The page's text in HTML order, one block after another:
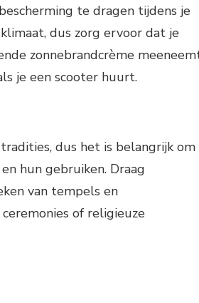
te dragen tijdens je
dus zorg ervoor dat je
zonnebrandcrème
je een scooter huurt.
dus het is belangrijk om
hun gebruiken. Draag
van tempels en
of religieuze